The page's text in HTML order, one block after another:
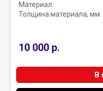
Материал
Толщина материала, мм
10 000 р.
В